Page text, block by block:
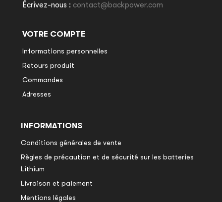
Écrivez-nous : contact@backpower.com
VOTRE COMPTE
Informations personnelles
Retours produit
Commandes
Adresses
INFORMATIONS
Conditions générales de vente
Règles de précaution et de sécurité sur les batteries
Lithium
Livraison et paiement
Mentions légales